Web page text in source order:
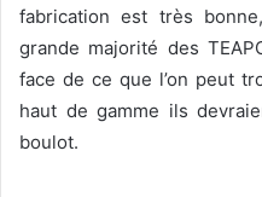
fabrication est très
grande majorité des
face de ce que l’on peut
haut de gamme ils
boulot.